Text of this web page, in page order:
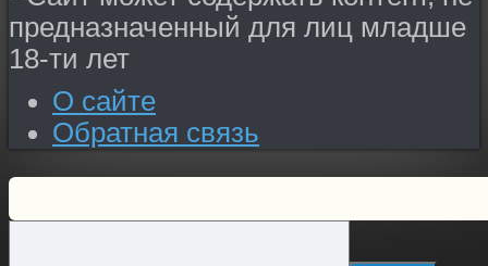
О сайте
Обратная связь